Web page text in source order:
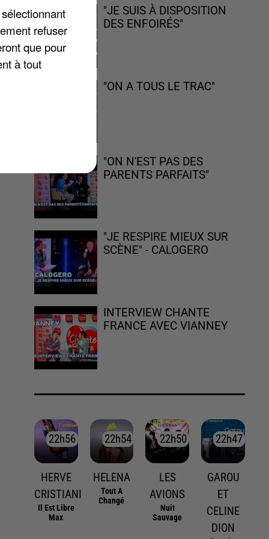
"JE SUIS À DISPOSITION
DES ENFOIRÉS"
"ON A TOUS LE TRAC"
"ON N'EST PAS DES
PARENTS PARFAITS"
"JE RESPIRE MIEUX SUR
SCÈNE" - CALOGERO
INTERVIEW CHANTE
FRANCE AVEC VIANNEY
22h56
22h56
HERVE
CRISTIANI
Il Est Libre
Max
22h54
22h54
HELENA
Tout A
Changé
22h50
22h50
LES
AVIONS
Nuit
Sauvage
22h47
22h47
GAROU
ET
CELINE
DION
refuser
que pour
à tout